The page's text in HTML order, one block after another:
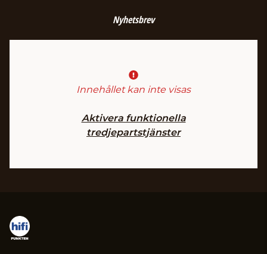
Nyhetsbrev
Innehållet kan inte visas
Aktivera funktionella
tredjepartstjänster